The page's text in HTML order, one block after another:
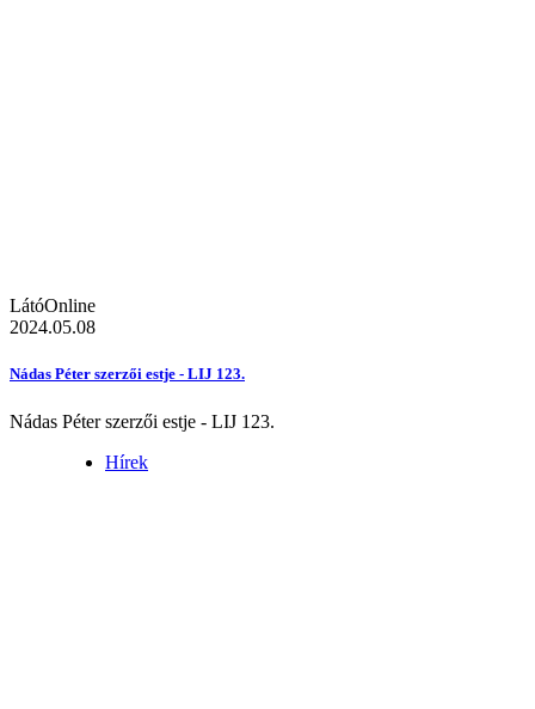
LátóOnline
2024.05.08
Nádas Péter szerzői estje - LIJ 123.
Nádas Péter szerzői estje - LIJ 123.
Hírek